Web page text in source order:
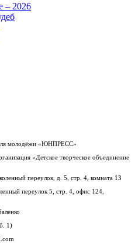
– 2026
молодёжи «ЮНПРЕСС»
«Детское творческое объединение
переулок, д. 5, стр. 4, комната 13
переулок 5, стр. 4, офис 124,
1)